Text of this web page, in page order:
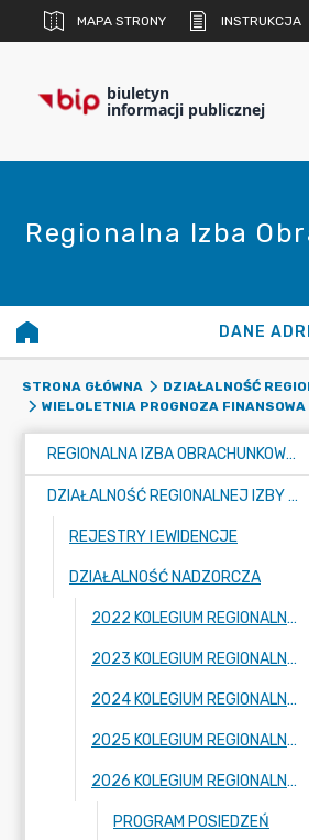
MAPA STRONY INSTRUKCJA
biuletyn
informacji publicznej
Regionalna Izba
DANE
STRONA GŁÓWNA DZIAŁALNOŚĆ
WIELOLETNIA PROGNOZA
REGIONALNA IZBA OBRACHUNKOWA W POZNANIU
DZIAŁALNOŚĆ REGIONALNEJ IZBY OBRACHUNKOWEJ W POZNANIU
REJESTRY I EWIDENCJE
DZIAŁALNOŚĆ NADZORCZA
2022 KOLEGIUM REGIONALNEJ IZBY OBRACHUNKOWEJ W POZNANIU
2023 KOLEGIUM REGIONALNEJ IZBY OBRACHUNKOWEJ W POZNANIU
2024 KOLEGIUM REGIONALNEJ IZBY OBRACHUNKOWEJ W POZNANIU
2025 KOLEGIUM REGIONALNEJ IZBY OBRACHUNKOWEJ W POZNANIU
2026 KOLEGIUM REGIONALNEJ IZBY OBRACHUNKOWEJ W POZNANIU
PROGRAM POSIEDZEŃ